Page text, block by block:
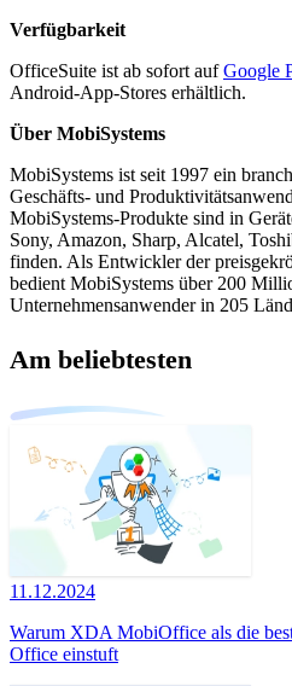
Verfügbarkeit
OfficeSuite ist ab sofort aufGoogle
Android-App-Stores erhältlich.
Über MobiSystems
MobiSystems ist seit 1997 ein
Geschäfts- und
MobiSystems-Produkte sind in
Sony, Amazon, Sharp, Alcatel,
finden. Als Entwickler der
bedient MobiSystems über 200
Unternehmensanwender in 205
Am beliebtesten
11.12.2024
Warum XDA MobiOffice als die
Office einstuft